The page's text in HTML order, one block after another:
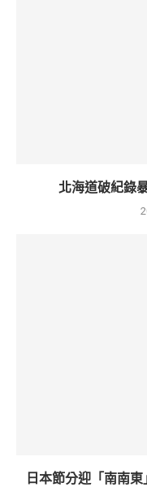
北海道破紀錄
日本節分迎「南南